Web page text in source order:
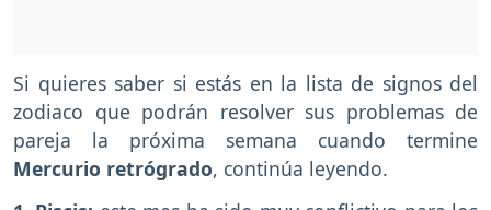
Si quieres saber si estás en la lista de signos del
zodiaco que podrán resolver sus problemas de
pareja la próxima semana cuando termine
Mercurio retrógrado, continúa leyendo.